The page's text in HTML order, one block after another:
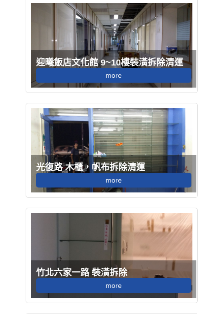
迎曦飯店文化館 9~10樓裝潢拆除清運
more
光復路 木櫃，帆布拆除清運
more
竹北六家一路 裝潢拆除
more